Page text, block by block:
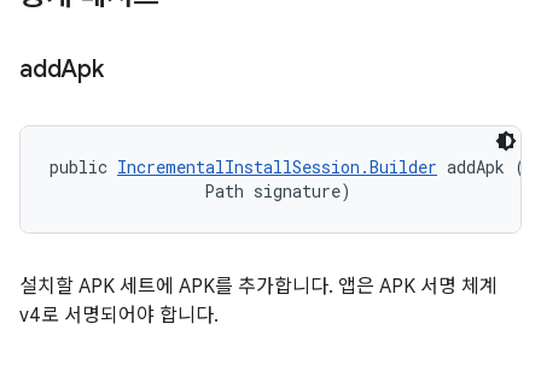
addApk
public IncrementalInstallSession.Builder addApk
                Path signature)
설치할 APK 세트에 APK를 추가합니다. 앱은 APK 서명 체계
v4로 서명되어야 합니다.